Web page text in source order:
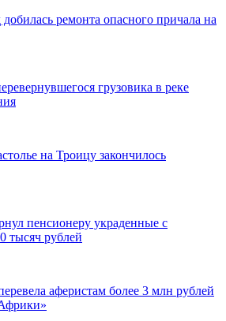
добилась ремонта опасного причала на
грузовика в реке
на Троицу закончилось
пенсионеру украденные с
тысяч рублей
аферистам более 3 млн рублей